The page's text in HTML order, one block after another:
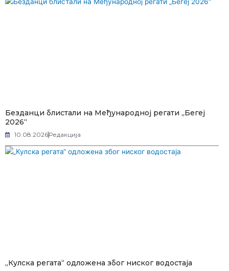
Безданци блистали на Међународној регати „Бегеј
2026“
10.08.2026Редакција
„Кулска регата“ одложена због ниског водостаја